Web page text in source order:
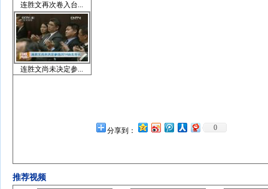
分享到： 0
连胜文再次卷入台...
连胜文尚未决定参...
推荐视频